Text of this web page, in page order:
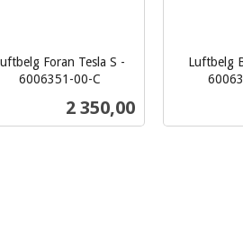
Foran Tesla S -
6006351-00-C
Pris
2 350,00
Luftbelg